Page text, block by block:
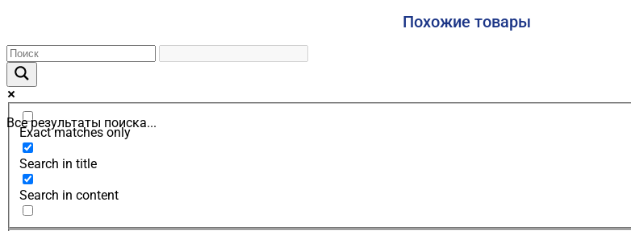
Похожие товары
Все результаты поиска...
Exact matches only
Search in title
Search in content